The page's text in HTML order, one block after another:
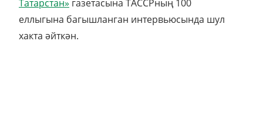
Татарстан» газетасына ТАССРның 100
еллыгына багышланган интервьюсында шул
хакта әйткән.